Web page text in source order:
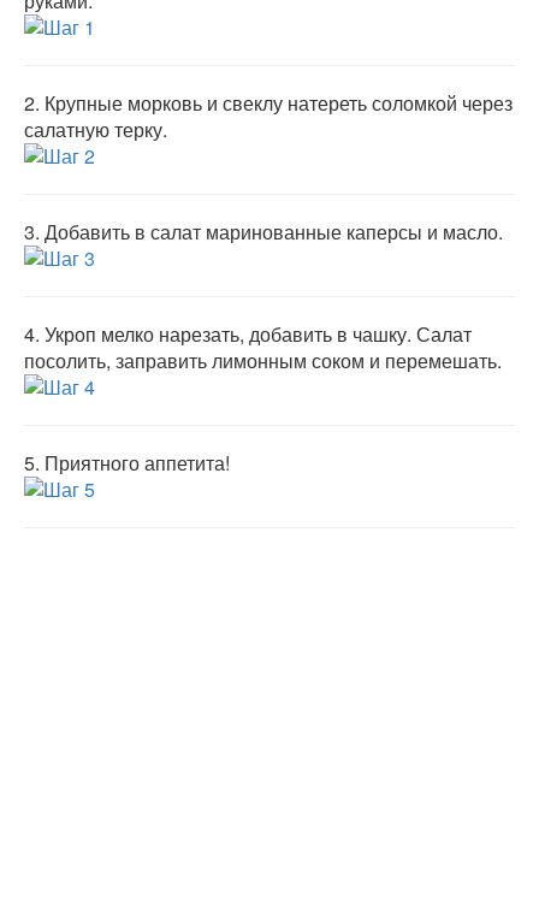
2. Крупные морковь и свеклу натереть соломкой через
салатную терку.
3. Добавить в салат маринованные каперсы и масло.
4. Укроп мелко нарезать, добавить в чашку. Салат
посолить, заправить лимонным соком и перемешать.
5. Приятного аппетита!